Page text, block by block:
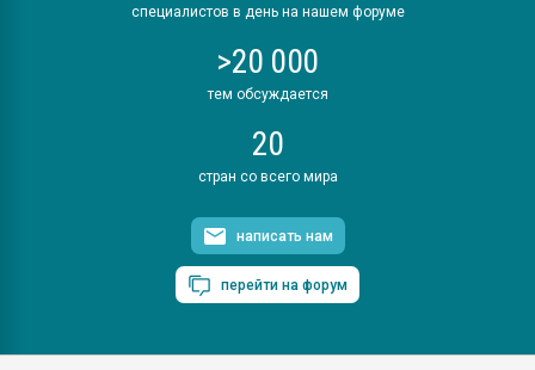
специалистов в день на нашем форуме
>20 000
тем обсуждается
20
стран со всего мира
написать нам
перейти на форум